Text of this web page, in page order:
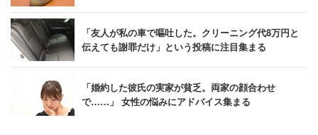
「友人が私の車で嘔吐した。クリーニング代8万円と
伝えても謝罪だけ」という投稿に注目集まる
「婚約した彼氏の実家が貧乏。両家の顔合わせ
で……」 女性の悩みにアドバイス集まる